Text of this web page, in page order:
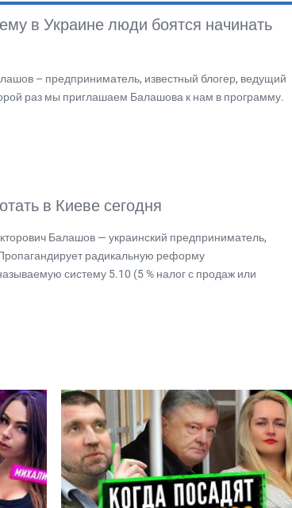
в Украине люди боятся начинать
– предприниматель, известный блогер, ведущий
раз мы приглашаем Балашова к нам в программу.
в Киеве сегодня
Балашов — украинский предприниматель,
радикальную реформу
систему 5.10 (5 % налог с продаж или